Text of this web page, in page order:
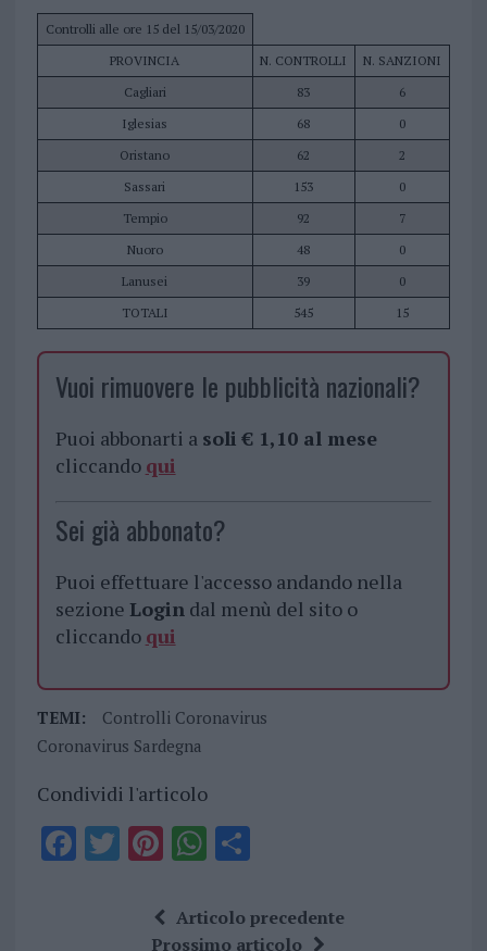
Controlli alle ore 15 del 15/03/2020
PROVINCIA
N. CONTROLLI
N. SANZIONI
Cagliari
83
6
Iglesias
68
0
Oristano
62
2
Sassari
153
0
Tempio
92
7
Nuoro
48
0
Lanusei
39
0
TOTALI
545 15
Vuoi rimuovere le pubblicità nazionali?
Puoi abbonarti a soli € 1,10 al mese
cliccando qui
Sei già abbonato?
Puoi effettuare l'accesso andando nella
sezione Logindal menù del sito o
cliccando qui
TEMI:
Controlli Coronavirus
Coronavirus Sardegna
Condividi l'articolo
F T Pi
te
W
at
S
a
Articolo precedente
Prossimo articolo